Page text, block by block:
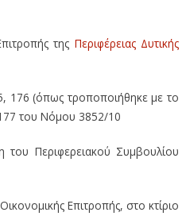
της Περιφέρειας Δυτικής
176 (όπως τροποποιήθηκε με το
του Νόμου 3852/10
Περιφερειακού Συμβουλίου
Επιτροπής, στο κτίριο